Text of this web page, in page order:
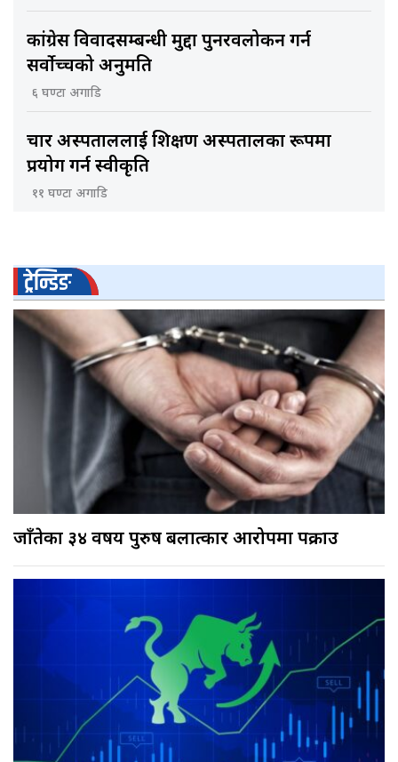
कांग्रेस विवादसम्बन्धी मुद्दा पुनरवलोकन गर्न
सर्वोच्चको अनुमति
६ घण्टा अगाडि
चार अस्पताललाई शिक्षण अस्पतालका रूपमा
प्रयोग गर्न स्वीकृति
११ घण्टा अगाडि
ट्रेन्डिङ
जाँतेका ३४ वर्षीय पुरुष बलात्कार आरोपमा पक्राउ